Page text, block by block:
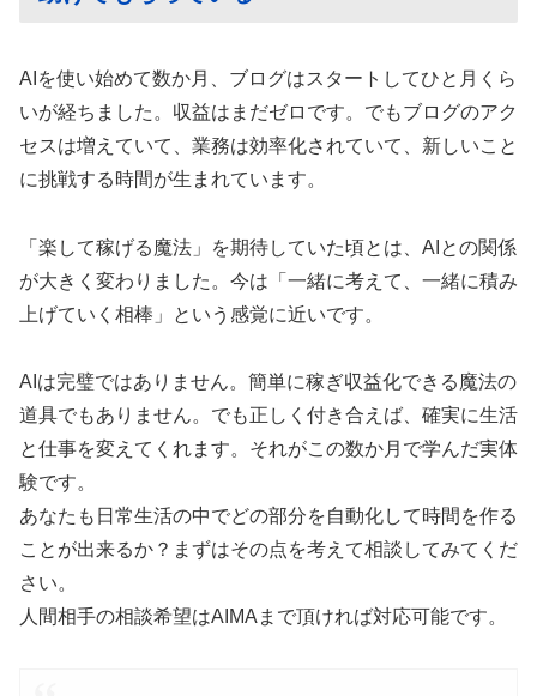
AIを使い始めて数か月、ブログはスタートしてひと月くら
いが経ちました。収益はまだゼロです。でもブログのアク
セスは増えていて、業務は効率化されていて、新しいこと
に挑戦する時間が生まれています。
「楽して稼げる魔法」を期待していた頃とは、AIとの関係
が大きく変わりました。今は「一緒に考えて、一緒に積み
上げていく相棒」という感覚に近いです。
AIは完璧ではありません。簡単に稼ぎ収益化できる魔法の
道具でもありません。でも正しく付き合えば、確実に生活
と仕事を変えてくれます。それがこの数か月で学んだ実体
験です。
あなたも日常生活の中でどの部分を自動化して時間を作る
ことが出来るか？まずはその点を考えて相談してみてくだ
さい。
人間相手の相談希望はAIMAまで頂ければ対応可能です。